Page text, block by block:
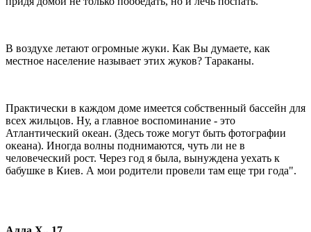
В воздухе летают огромные жуки. Как Вы думаете, как
местное население называет этих жуков? Тараканы.
Практически в каждом доме имеется собственный бассейн для
всех жильцов. Ну, а главное воспоминание - это
Атлантический океан. (Здесь тоже могут быть фотографии
океана). Иногда волны поднимаются, чуть ли не в
человеческий рост. Через год я была, вынуждена уехать к
бабушке в Киев. А мои родители провели там еще три года".